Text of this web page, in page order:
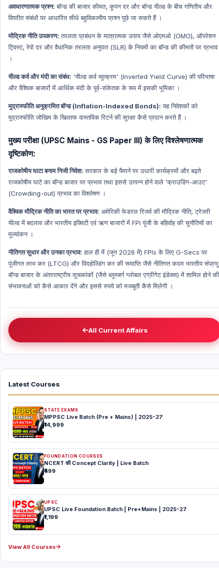
अवधारणात्मक प्रश्न: बॉन्ड की बाजार कीमत, कूपन दर और बॉन्ड यील्ड के बीच गणितीय और
विपरीत संबंधों पर आधारित सीधे बहुविकल्पीय प्रश्न पूछे जा सकते हैं ।
मौद्रिक नीति उपकरण: तरलता प्रबंधन के मात्रात्मक उपाय जैसे ओएमओ (OMO), ऑपरेशन
ट्विस्ट, रेपो दर और वैधानिक तरलता अनुपात (SLR) के नियमों का बॉन्ड की कीमतों पर प्रभाव
।
यील्ड कर्व और मंदी का संबंध: 'यील्ड कर्व व्युत्क्रम' (Inverted Yield Curve) की परिभाषा
और वैश्विक बाजारों में आर्थिक मंदी के पूर्व-संकेतक के रूप में इसकी भूमिका ।
मुद्रास्फीति अनुक्रमित बॉन्ड (Inflation-Indexed Bonds): यह निवेशकों को
मुद्रास्फीति जोखिम के खिलाफ वास्तविक रिटर्न की सुरक्षा कैसे प्रदान करते हैं ।
मुख्य परीक्षा (UPSC Mains - GS Paper III) के लिए विश्लेषणात्मक
दृष्टिकोण:
राजकोषीय घाटा बनाम निजी निवेश: सरकार के बड़े पैमाने पर उधारी कार्यक्रमों और बढ़ते
राजकोषीय घाटे का बॉन्ड बाजार पर प्रभाव तथा इससे उत्पन्न होने वाले 'क्राउडिंग-आउट'
(Crowding-out) प्रभाव का विश्लेषण ।
वैश्विक मौद्रिक नीति का भारत पर प्रभाव: अमेरिकी फेडरल रिजर्व की मौद्रिक नीति, ट्रेजरी
यील्ड में बदलाव और भारतीय इक्विटी एवं ऋण बाजारों में FPI पूंजी के बहिर्वाह की चुनौतियों का
मूल्यांकन ।
नीतिगत सुधार और उनका प्रभाव: हाल ही में (जून 2026 में) FPIs के लिए G-Secs पर
पूंजीगत लाभ कर (LTCG) और विदहोल्डिंग कर की समाप्ति जैसे नीतिगत कदम भारतीय संप्रभु
बॉन्ड बाजार के अंतरराष्ट्रीय सूचकांकों (जैसे ब्लूमबर्ग ग्लोबल एग्रीगेट इंडेक्स) में शामिल होने की
संभावनाओं को कैसे आकार देंगे और इससे रुपये को मजबूती कैसे मिलेगी ।
All Current Affairs
Latest Courses
STATE EXAMS
MPPSC Live Batch (Pre + Mains) | 2025-27
₹14,999
FOUNDATION COURSES
NCERT की Concept Clarity | Live Batch
₹499
UPSC
UPSC Live Foundation Batch | Pre+Mains | 2025-27
₹1,199
View All Courses